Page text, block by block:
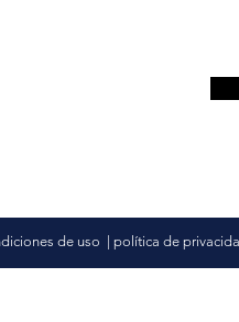
de uso política de